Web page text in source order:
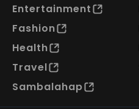
Entertainment
Fashion
Health
Travel
Sambalahap